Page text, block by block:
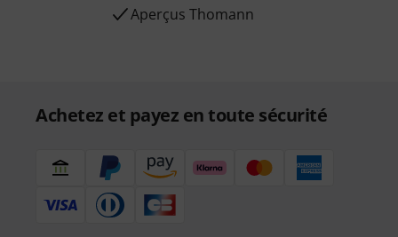
Aperçus Thomann
Achetez et payez en toute sécurité